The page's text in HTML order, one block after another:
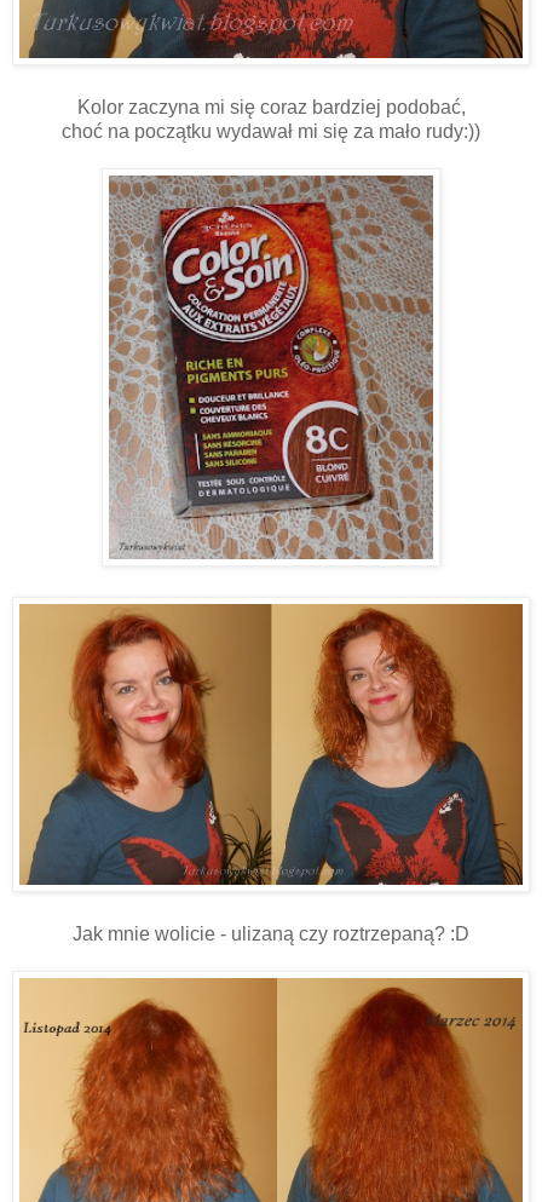
Kolor zaczyna mi się coraz bardziej podobać,
choć na początku wydawał mi się za mało rudy:))
Jak mnie wolicie - ulizaną czy roztrzepaną? :D